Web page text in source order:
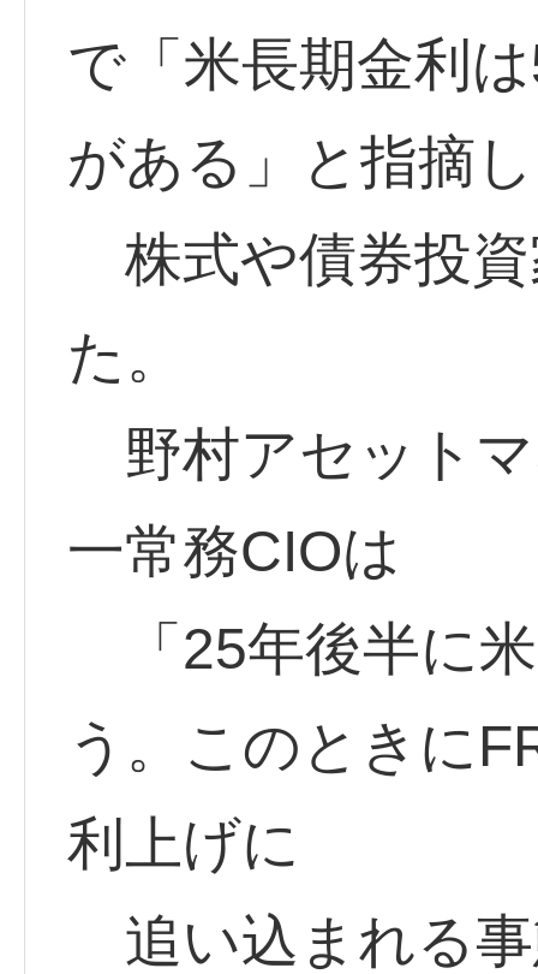
で「米長期金利
がある」と指摘
株式や債券投
た。
野村アセット
一常務CIOは
「25年後半に
う。このときに
利上げに
追い込まれる